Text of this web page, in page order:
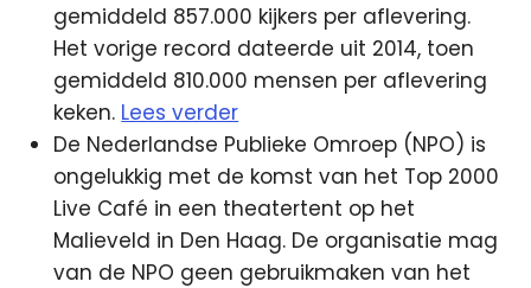
gemiddeld 857.000 kijkers per aflevering.
Het vorige record dateerde uit 2014, toen
gemiddeld 810.000 mensen per aflevering
keken. Lees verder
De Nederlandse Publieke Omroep (NPO) is
ongelukkig met de komst van het Top 2000
Live Café in een theatertent op het
Malieveld in Den Haag. De organisatie mag
van de NPO geen gebruikmaken van het